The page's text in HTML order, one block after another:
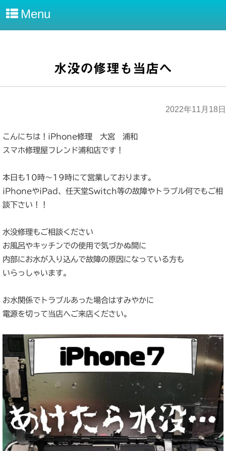
Menu
水没の修理も当店へ
2022年11月18日
こんにちは！iPhone修理 大宮 浦和
スマホ修理屋フレンド浦和店です！
本日も10時～19時にて営業しております。
iPhoneやiPad、任天堂Switch等の故障やトラブル何でもご相
談下さい！！
水没修理もご相談ください
お風呂やキッチンでの使用で気づかぬ間に
内部にお水が入り込んで故障の原因になっている方も
いらっしゃいます。
お水関係でトラブルあった場合はすみやかに
電源を切って当店へご来店ください。